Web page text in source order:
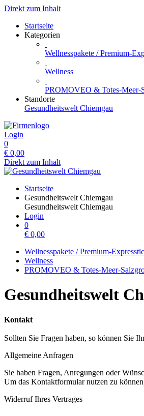
Direkt zum Inhalt
Startseite
Kategorien
Wellnesspakete / Premium-
Wellness
PROMOVEO & Totes-Meer-
Standorte
Gesundheitswelt Chiemgau
Login
0
€ 0,00
Direkt zum Inhalt
Startseite
Gesundheitswelt Chiemgau
Gesundheitswelt Chiemgau
Login
0
€ 0,00
Wellnesspakete / Premium-
Wellness
PROMOVEO & Totes-Meer-
Gesundheitswelt
Kontakt
Sollten Sie Fragen haben, so können Sie
Allgemeine Anfragen
Sie haben Fragen, Anregungen oder
Um das Kontaktformular nutzen zu
Widerruf Ihres Vertrages